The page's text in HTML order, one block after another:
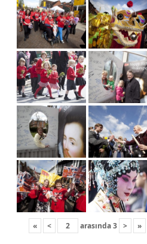
« < arasında3 > »